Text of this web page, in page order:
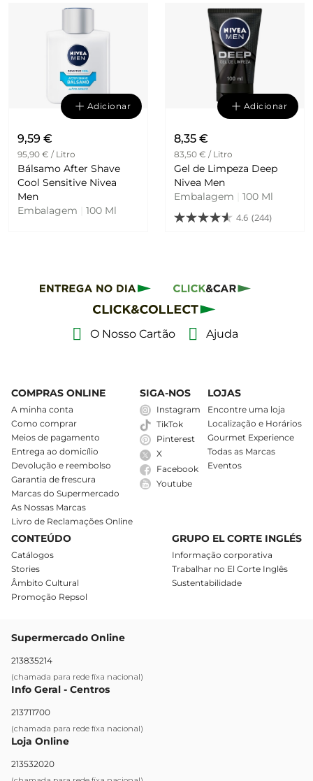
Adicionar
9,59 €
95,90 € / Litro
Bálsamo After Shave
Cool Sensitive Nivea
Men
Embalagem
100 Ml
Adicionar
8,35 €
83,50 € / Litro
Gel de Limpeza Deep
Nivea Men
Embalagem
100 Ml
4.6 (244)
O Nosso Cartão Ajuda
COMPRAS ONLINE
A minha conta
Como comprar
Meios de pagamento
Entrega ao domicílio
Devolução e reembolso
Garantia de frescura
Marcas do Supermercado
As Nossas Marcas
Livro de Reclamações Online
SIGA-NOS
Instagram
TikTok
Pinterest
X
Facebook
Youtube
LOJAS
Encontre uma loja
Localização e Horários
Gourmet Experience
Todas as Marcas
Eventos
CONTEÚDO
Catálogos
Stories
Âmbito Cultural
Promoção Repsol
GRUPO EL CORTE INGLÉS
Informação corporativa
Trabalhar no El Corte Inglês
Sustentabilidade
Supermercado Online
213835214
(chamada para rede fixa nacional)
Info Geral - Centros
213711700
(chamada para rede fixa nacional)
Loja Online
213532020